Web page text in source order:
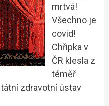
mrtvá!
Všechno je
covid!
Chřipka v
ČR klesla z
téměř
zdravotní ústav